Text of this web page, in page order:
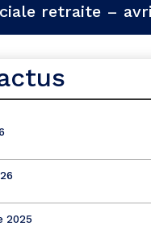
retraite –
2025